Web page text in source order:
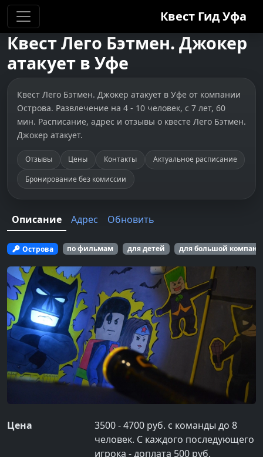
Квест ГидУфа
КвестЛего Бэтмен. Джокер
атакует в Уфе
Квест Лего Бэтмен. Джокер атакует в Уфе от компании
Острова. Развлечение на 4 - 10 человек, с 7 лет, 60
мин. Расписание, адрес и отзывы о квесте Лего Бэтмен.
Джокер атакует.
Отзывы Цены Контакты
Актуальное расписание
Бронирование без комиссии
Описание Адрес Обновить
Острова по фильмам для детей для большой
Цена
3500 - 4700 руб. с команды до 8
человек. С каждого последующего
игрока - доплата 500 руб.